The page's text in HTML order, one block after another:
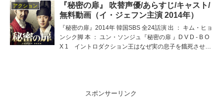
アクション
『秘密の扉』 吹替声優/あらすじ/キャスト/
無料動画（イ・ジェフン主演 2014年）
『秘密の扉』2014年 韓国SBS 全24話演 出 ： キム・ヒョ
ンシク脚 本 ： ユン・ソンジュ『秘密の扉 』D V D - B O
X 1 イントロダクション王はなぜ実の息子を餓死させた
スポンサーリンク